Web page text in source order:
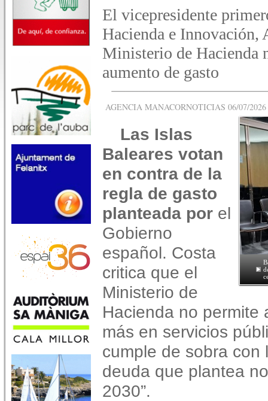
El vicepresidente
Hacienda e Innovación,
Ministerio de Hacienda
aumento de gasto
AGENCIA MANACORNOTICIAS 06/07/
Las Islas
Baleares votan
en contra de la
regla de gasto
planteada por el
Gobierno
español. Costa
critica que el
Ministerio de
Hacienda no permite
más en servicios
cumple de sobra con
deuda que plantea
2030”.